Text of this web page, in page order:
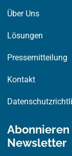
Über Uns
Lösungen
Pressemitteilung
Kontakt
Newsletter